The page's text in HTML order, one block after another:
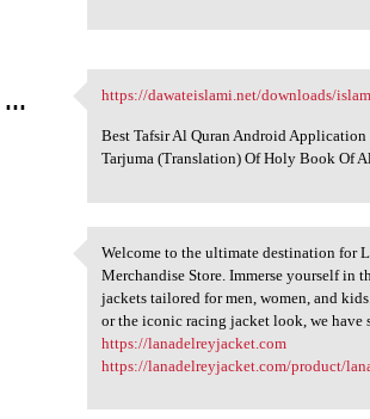
https://dawateislami.net
https://dawateislami.net/downloads/
Best Tafsir Al Quran Android
Tarjuma (Translation) Of Holy Book Of
Welcome to the ultimate
Welcome to the ultimate destination for
Merchandise Store. Immerse yourself in
jackets tailored for men, women, and
or the iconic racing jacket look, we have
https://lanadelreyjacket.com
https://lanadelreyjacket.com/product/